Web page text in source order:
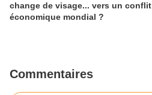
change de visage... vers un conflit
économique mondial ?
Commentaires